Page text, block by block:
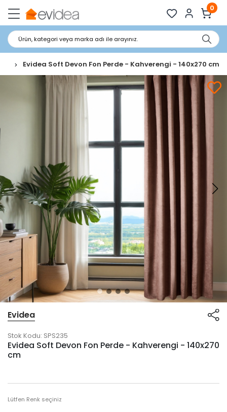
0
Ürün, kategori veya marka adı ile arayınız.
Evidea Soft Devon Fon Perde - Kahverengi - 140x270 cm
Evidea
Stok Kodu: SPS235
Evidea Soft Devon Fon Perde - Kahverengi - 140x270
cm
Lütfen Renk seçiniz